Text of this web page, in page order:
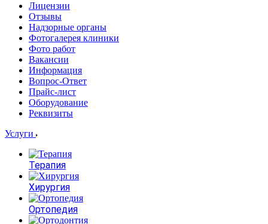
Лицензии
Отзывы
Надзорные органы
Фотогалерея клиники
Фото работ
Вакансии
Информация
Вопрос-Ответ
Прайс-лист
Оборудование
Реквизиты
Услуги
Терапия
Хирургия
Ортопедия